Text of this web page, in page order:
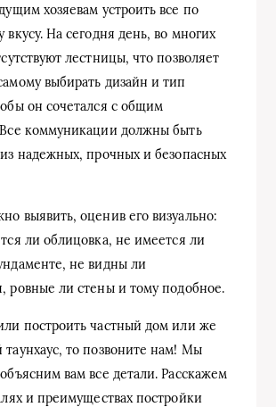
хозяевам устроить все по
вкусу. На сегодня день, во многих
лестницы, что позволяет
выбирать дизайн и тип
он сочетался с общим
коммуникации должны быть
надежных, прочных и безопасных
выявить, оценив его визуально:
ли облицовка, не имеется ли
не видны ли
ровные ли стены и тому подобное.
построить частный дом или же
то позвоните нам! Мы
вам все детали. Расскажем
и преимуществах постройки